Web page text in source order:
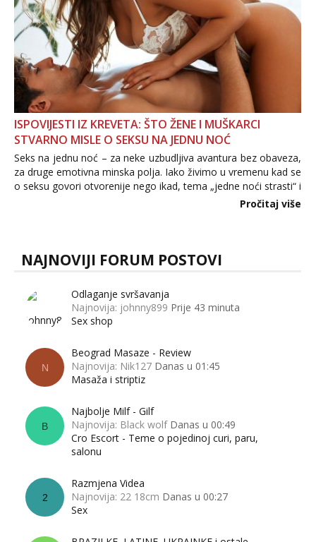
ISPOVIJESTI IZ KREVETA: ŠTO ŽENE I MUŠKARCI
STVARNO MISLE O SEKSU NA JEDNU NOĆ
Seks na jednu noć – za neke uzbudljiva avantura bez obaveza,
za druge emotivna minska polja. Iako živimo u vremenu kad se
o seksu govori otvorenije nego ikad, tema „jedne noći strasti“ i
dalje izaziva burne rasprave. Što zapravo misle žene, a što
Pročitaj više
NAJNOVIJI FORUM POSTOVI
Odlaganje svršavanja
Najnovija: johnny899 Prije 43 minuta
Sex shop
N
Beograd Masaze - Review
Najnovija: Nik127 Danas u 01:45
Masaža i striptiz
B
Najbolje Milf - Gilf
Najnovija: Black wolf Danas u 00:49
Cro Escort - Teme o pojedinoj curi, paru,
salonu
2
Razmjena Videa
Najnovija: 22 18cm Danas u 00:27
Sex